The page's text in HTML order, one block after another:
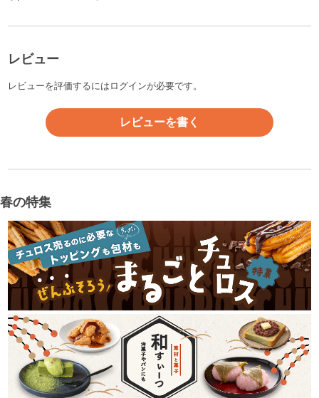
レビュー
レビューを評価するには ログインが必要です。
レビューを書く
春の特集